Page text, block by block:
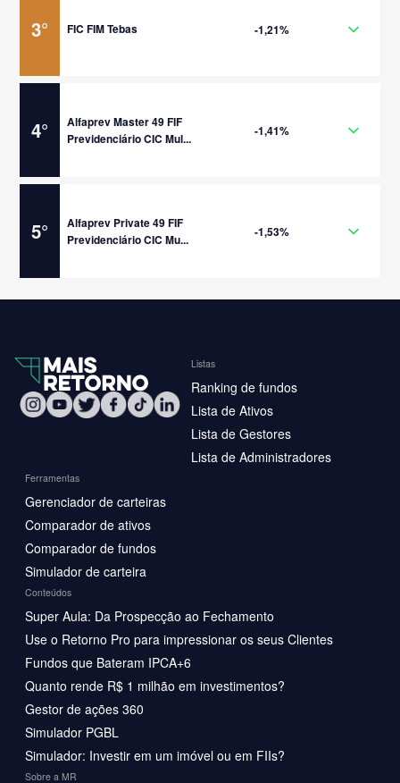
3° FIC FIM Tebas -1,21%
4°
Alfaprev Master 49 FIF
Previdenciário CIC Mul...
-1,41%
5°
Alfaprev Private 49 FIF
Previdenciário CIC Mu...
-1,53%
Listas
Ranking de fundos
Lista de Ativos
Lista de Gestores
Lista de Administradores
Ferramentas
Gerenciador de carteiras
Comparador de ativos
Comparador de fundos
Simulador de carteira
Conteúdos
Super Aula: Da Prospecção ao Fechamento
Use o Retorno Pro para impressionar os seus Clientes
Fundos que Bateram IPCA+6
Quanto rende R$ 1 milhão em investimentos?
Gestor de ações 360
Simulador PGBL
Simulador: Investir em um imóvel ou em FIIs?
Sobre a MR